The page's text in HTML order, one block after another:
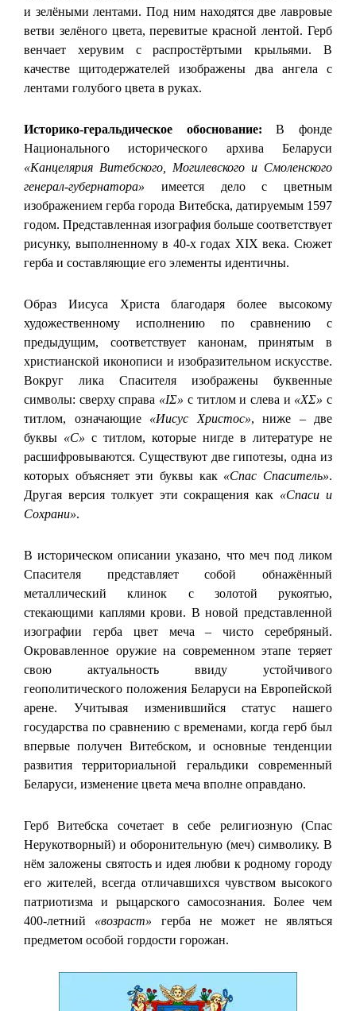
и зелёными лентами. Под ним находятся две лавровые
ветви зелёного цвета, перевитые красной лентой. Герб
венчает херувим с распростёртыми крыльями. В
качестве щитодержателей изображены два ангела с
лентами голубого цвета в руках.
Историко-геральдическое обоснование: В фонде
Национального исторического архива Беларуси
«Канцелярия Витебского, Могилевского и Смоленского
генерал-губернатора» имеется дело с цветным
изображением герба города Витебска, датируемым 1597
годом. Представленная изография больше соответствует
рисунку, выполненному в 40-х годах XIX века. Сюжет
герба и составляющие его элементы идентичны.
Образ Иисуса Христа благодаря более высокому
художественному исполнению по сравнению с
предыдущим, соответствует канонам, принятым в
христианской иконописи и изобразительном искусстве.
Вокруг лика Спасителя изображены буквенные
символы: сверху справа «IΣ» с титлом и слева и «XΣ» с
титлом, означающие «Иисус Христос», ниже – две
буквы «С» с титлом, которые нигде в литературе не
расшифровываются. Существуют две гипотезы, одна из
которых объясняет эти буквы как «Спас Спаситель».
Другая версия толкует эти сокращения как «Спаси и
Сохрани».
В историческом описании указано, что меч под ликом
Спасителя представляет собой обнажённый
металлический клинок с золотой рукоятью,
стекающими каплями крови. В новой представленной
изографии герба цвет меча – чисто серебряный.
Окровавленное оружие на современном этапе теряет
свою актуальность ввиду устойчивого
геополитического положения Беларуси на Европейской
арене. Учитывая изменившийся статус нашего
государства по сравнению с временами, когда герб был
впервые получен Витебском, и основные тенденции
развития территориальной геральдики современный
Беларуси, изменение цвета меча вполне оправдано.
Герб Витебска сочетает в себе религиозную (Спас
Нерукотворный) и оборонительную (меч) символику. В
нём заложены святость и идея любви к родному городу
его жителей, всегда отличавшихся чувством высокого
патриотизма и рыцарского самосознания. Более чем
400-летний «возраст» герба не может не являться
предметом особой гордости горожан.